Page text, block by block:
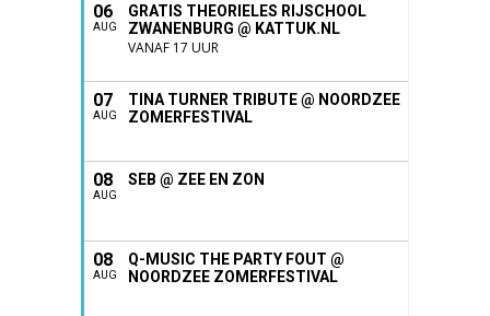
06
AUG
GRATIS THEORIELES RIJSCHOOL
ZWANENBURG @ KATTUK.NL
VANAF 17 UUR
07
AUG
TINA TURNER TRIBUTE @ NOORDZEE
ZOMERFESTIVAL
08
AUG
SEB @ ZEE EN ZON
08
AUG
Q-MUSIC THE PARTY FOUT @
NOORDZEE ZOMERFESTIVAL